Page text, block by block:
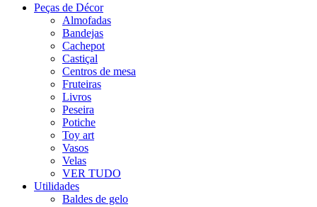
Peças de Décor
Almofadas
Bandejas
Cachepot
Castiçal
Centros de mesa
Fruteiras
Livros
Peseira
Potiche
Toy art
Vasos
Velas
VER TUDO
Utilidades
Baldes de gelo